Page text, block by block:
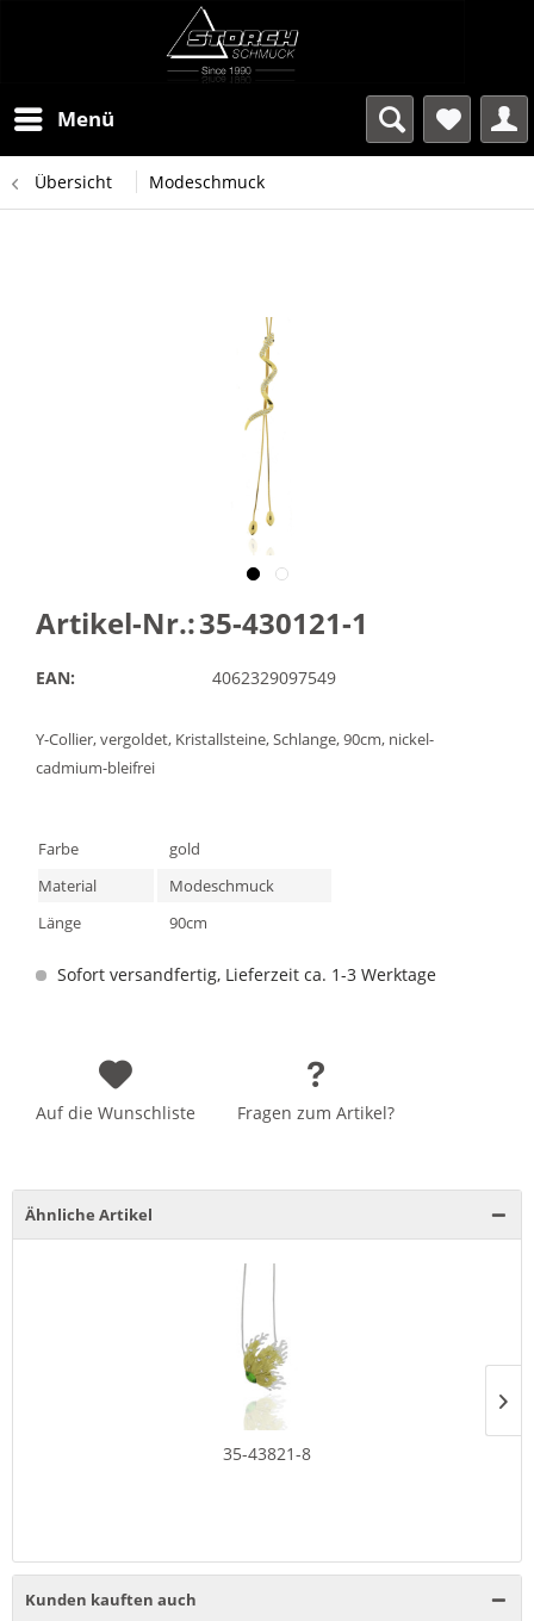
Menü
Übersicht Modeschmuck
Artikel-Nr.:35-430121-1
EAN: 4062329097549
Y-Collier, vergoldet, Kristallsteine, Schlange, 90cm, nickel-
cadmium-bleifrei
Farbe
gold
Material
Modeschmuck
Länge
90cm
Sofort versandfertig, Lieferzeit ca. 1-3 Werktage
Auf die Wunschliste Fragen zum Artikel?
Ähnliche Artikel
35-43821-8
Kunden kauften auch